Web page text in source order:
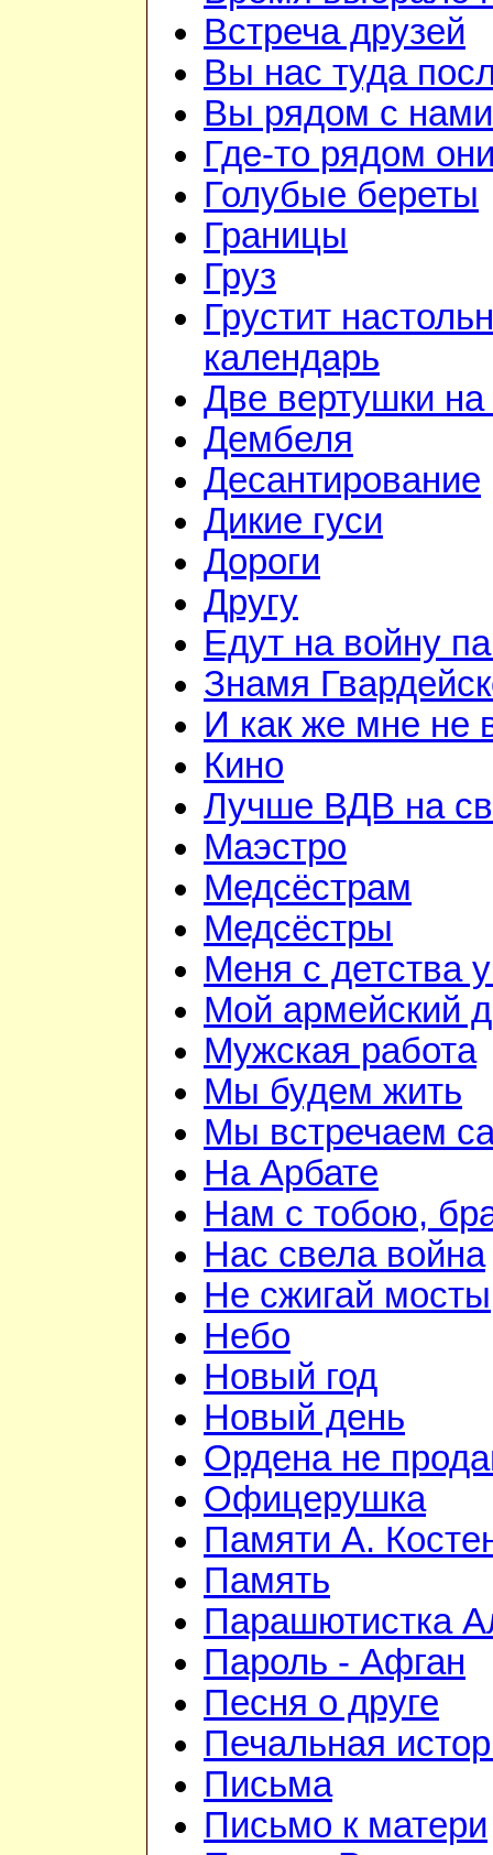
Встреча друзей
Вы нас туда
Вы рядом с нами
Где-то рядом
Голубые береты
Границы
Груз
Грустит
календарь
Две вертушки
Дембеля
Десантирование
Дикие гуси
Дороги
Другу
Едут на войну
Знамя
И как же мне не
Кино
Лучше ВДВ на
Маэстро
Медсёстрам
Медсёстры
Меня с детства
Мой армейский
Мужская работа
Мы будем жить
Мы встречаем
На Арбате
Нам с тобою,
Нас свела война
Не сжигай мосты
Небо
Новый год
Новый день
Ордена не
Офицерушка
Памяти А.
Память
Парашютистка
Пароль - Афган
Песня о друге
Печальная
Письма
Письмо к матери